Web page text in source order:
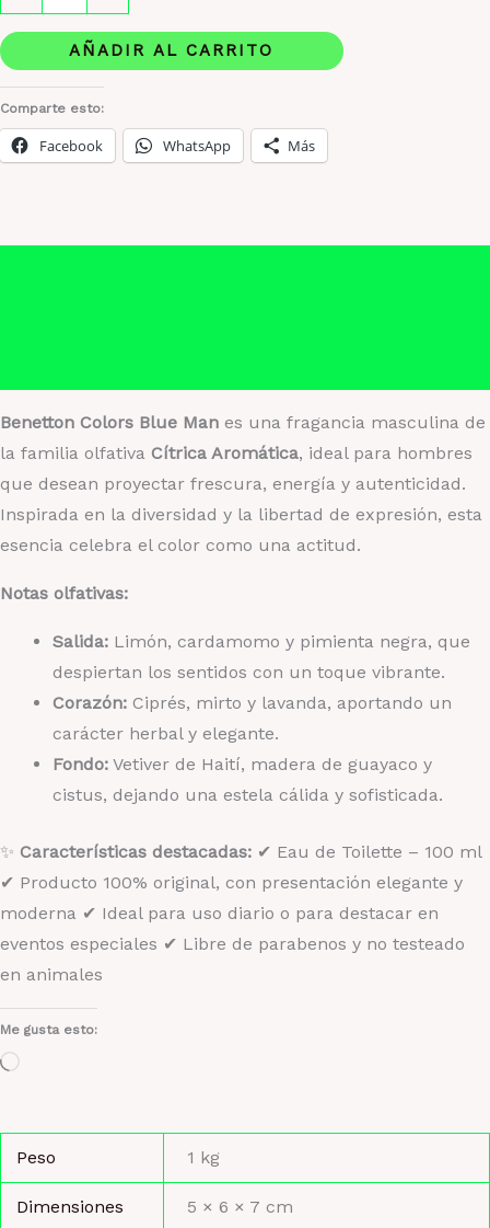
Benetton
Colors
Blue
Man
X
100
AÑADIR AL CARRITO
Comparte esto:
Facebook WhatsApp Más
Benetton Colors Blue Man es una fragancia masculina de
la familia olfativa Cítrica Aromática, ideal para hombres
que desean proyectar frescura, energía y autenticidad.
Inspirada en la diversidad y la libertad de expresión, esta
esencia celebra el color como una actitud.
Notas olfativas:
Salida: Limón, cardamomo y pimienta negra, que
despiertan los sentidos con un toque vibrante.
Corazón: Ciprés, mirto y lavanda, aportando un
carácter herbal y elegante.
Fondo: Vetiver de Haití, madera de guayaco y
cistus, dejando una estela cálida y sofisticada.
✨ Características destacadas: ✔ Eau de Toilette – 100 ml
✔ Producto 100% original, con presentación elegante y
moderna ✔ Ideal para uso diario o para destacar en
eventos especiales ✔ Libre de parabenos y no testeado
en animales
Me gusta esto:
Cargando...
Peso 1 kg
Dimensiones 5 × 6 × 7 cm